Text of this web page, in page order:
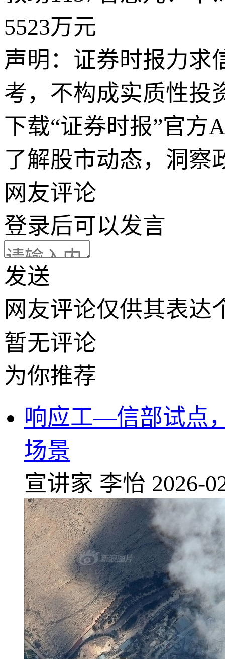
5523万元
声明：证券时报力求
考，不构成实质性投
下载“证券时报”官方
了解股市动态，洞察
网友评论
登录后可以发言
发送
网友评论仅供其表达
暂无评论
为你推荐
响应工—信部试点
场景
宣讲家 李怡 2026-